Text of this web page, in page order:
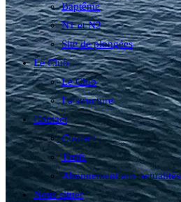
Baptême
N1 et N2
Site de plongées
Le Club
Le Club
La structure
Contact
Contact
Tarifs
Abonnement aux actualités
Nous situer